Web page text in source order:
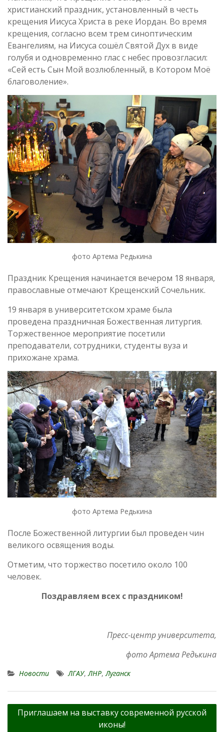
христианский праздник, установленный в честь
крещения Иисуса Христа в реке Иордан. Во время
крещения, согласно всем трем синоптическим
Евангелиям, на Иисуса сошёл Святой Дух в виде
голубя и одновременно глас с небес провозгласил:
«Сей есть Сын Мой возлюбленный, в Котором Моё
благоволение».
фото Артема Редькина
Праздник Крещения начинается вечером 18 января,
православные отмечают Крещенский Сочельник.
19 января в университетском храме была
проведена праздничная Божественная литургия.
Торжественное мероприятие посетили
преподаватели, сотрудники, студенты вуза и
прихожане храма.
фото Артема Редькина
После Божественной литургии был проведен чин
великого освящения воды.
Отметим, что торжество посетило около 100
человек.
Поздравляем всех с праздником!
Пресс-центр университета,
фото Артема Редькина
Новости ЛГАУ, ЛНР, Луганск
Навигация
Приглашаем на выставку современной русской
иконы!